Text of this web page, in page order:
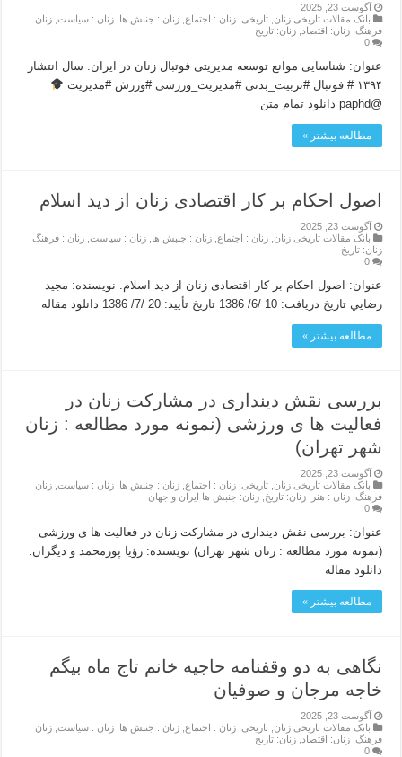
آگوست 23, 2025
بانک مقالات تاریخی زنان ,تاریخی ,زنان : اجتماع ,زنان : جنبش ها ,زنان : سیاست ,زنان :
فرهنگ ,زنان: اقتصاد ,زنان: تاریخ
0
عنوان: شناسایی موانع توسعه مدیریتی فوتبال زنان در ایران. سال انتشار
۱۳۹۴ # فوتبال #تربیت_بدنی #مدیریت_ورزشی #ورزش #مدیریت
@paphd دانلود تمام متن
مطالعه بیشتر »
اصول احکام بر کار اقتصادی زنان از دید اسلام
آگوست 23, 2025
بانک مقالات تاریخی زنان ,زنان : اجتماع ,زنان : جنبش ها ,زنان : سیاست ,زنان : فرهنگ
زنان: تاریخ
0
عنوان: اصول احکام بر کار اقتصادی زنان از دید اسلام. نویسنده: مجيد
رضايي تاريخ دريافت: 10 /6/ 1386 تاريخ تأييد: 20 /7/ 1386 دانلود مقاله
مطالعه بیشتر »
بررسی نقش دینداری در مشارکت زنان در
فعالیت ها ی ورزشی (نمونه مورد مطالعه : زنان
شهر تهران)
آگوست 23, 2025
بانک مقالات تاریخی زنان ,تاریخی ,زنان : اجتماع ,زنان : جنبش ها ,زنان : سیاست ,زنان :
فرهنگ ,زنان : هنر ,زنان: تاریخ ,زنان: جنبش ها ایران و جهان
0
عنوان: بررسی نقش دینداری در مشارکت زنان در فعالیت ها ی ورزشی
(نمونه مورد مطالعه : زنان شهر تهران) نویسنده: رؤیا پورمحمد و دیگران.
دانلود مقاله
مطالعه بیشتر »
نگاهى به دو وقفنامه حاجیه خانم تاج ماه بیگم
خاجه مرجان و صوفیان
آگوست 23, 2025
بانک مقالات تاریخی زنان ,تاریخی ,زنان : اجتماع ,زنان : جنبش ها ,زنان : سیاست ,زنان :
فرهنگ ,زنان: اقتصاد ,زنان: تاریخ
0